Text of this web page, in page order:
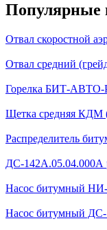
Популярные
Отвал скоростной
Отвал средний
Горелка БИТ-АВТО-
Щетка средняя КДМ
Распределитель
ДС-142А.05.04.000А
Насос битумный НИ-
Насос битумный